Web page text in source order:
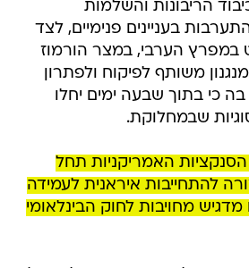
הריבונות והשלמות
בעניינים פנימיים, לצד
הערבי, במצר הורמוז
משותף לפיקוח ולפתרון
כי בתוך שבעה ימים יחלו
שבמחלוקת.
האמריקניות תחל
להתחייבות איראנית לעמידה
מחויבות לחוק הבינלאומי